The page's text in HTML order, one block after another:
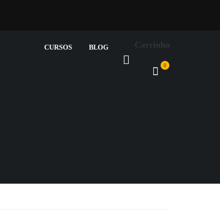
CURSOS BLOG Carrinho
0